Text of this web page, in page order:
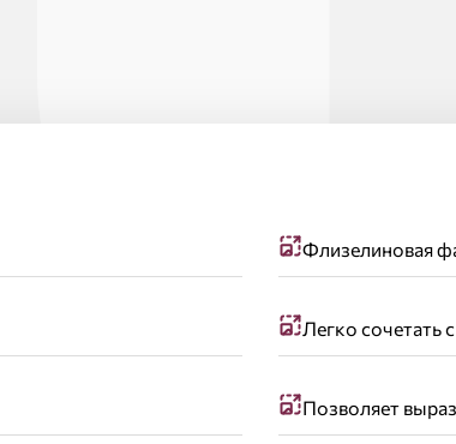
Флизелиновая
Легко
Позволяет